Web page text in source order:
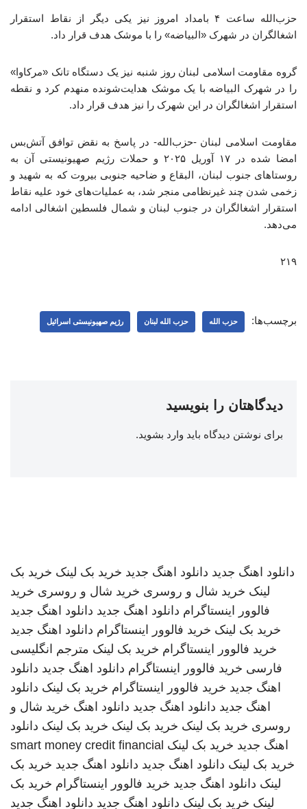
حزب‌الله ساعت ۴ بامداد امروز نیز یکی دیگر از نقاط استقرار
اشغالگران در شهرک «البیاضه» را با موشک هدف قرار داد.
گروه مقاومت اسلامی لبنان روز شنبه نیز یک دستگاه تانک «مرکاوا»
را در شهرک البیاضه با یک موشک هدایت‌شونده منهدم کرد و نقطه
استقرار اشغالگران در این شهرک را نیز هدف قرار داد.
مقاومت اسلامی لبنان -حزب‌الله- در پاسخ به نقض توافق آتش‌بس
امضا شده در ۱۷ آوریل ۲۰۲۵ و حملات رژیم صهیونیستی آن به
روستاهای جنوب لبنان، البقاع و ضاحیه جنوبی بیروت که به شهید و
زخمی شدن چند غیرنظامی منجر شد، به عملیات‌های خود علیه نقاط
استقرار اشغالگران در جنوب لبنان و شمال فلسطین اشغالی ادامه
می‌دهد.
۲۱۹
برچسب‌ها: حزب الله حزب الله لبنان رژیم صهیونیستی اسرائیل
دیدگاهتان را بنویسید
برای نوشتن دیدگاه باید وارد بشوید.
دانلود اهنگ جدید دانلود اهنگ جدید خرید بک لینک خرید بک
لینک خرید شال و روسری خرید شال و روسری خرید
فالوور اینستاگرام دانلود اهنگ جدید دانلود اهنگ جدید
خرید بک لینک خرید فالوور اینستاگرام دانلود اهنگ جدید
خرید فالوور اینستاگرام خرید بک لینک مترجم انگلیسی
فارسی خرید فالوور اینستاگرام دانلود اهنگ جدید دانلود
اهنگ جدید خرید فالوور اینستاگرام خرید بک لینک دانلود
اهنگ جدید دانلود اهنگ جدید دانلود اهنگ خرید شال و
روسری خرید بک لینک خرید بک لینک خرید بک لینک دانلود
اهنگ جدید خرید بک لینک smart money credit financial
خرید بک لینک دانلود اهنگ جدید دانلود اهنگ جدید خرید بک
لینک دانلود اهنگ جدید خرید فالوور اینستاگرام خرید بک
لینک خرید بک لینک دانلود اهنگ جدید دانلود اهنگ جدید